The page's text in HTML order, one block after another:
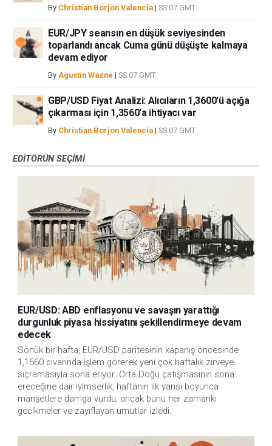
By Christian Borjon Valencia | SS:07 GMT
EUR/JPY seansın en düşük seviyesinden
toparlandı ancak Cuma günü düşüşte kalmaya
devam ediyor
By Agustin Wazne | SS:07 GMT
GBP/USD Fiyat Analizi: Alıcıların 1,3600'ü açığa
çıkarması için 1,3560'a ihtiyacı var
By Christian Borjon Valencia | SS:07 GMT
EDITÖRÜN SEÇIMI
EUR/USD: ABD enflasyonu ve savaşın yarattığı
durgunluk piyasa hissiyatını şekillendirmeye devam
edecek
Sönük bir hafta, EUR/USD paritesinin kapanış öncesinde
1,1560 civarında işlem görerek yeni çok haftalık zirveye
sıçramasıyla sona eriyor. Orta Doğu çatışmasının sona
ereceğine dair iyimserlik, haftanın ilk yarısı boyunca
manşetlere damga vurdu; ancak bunu her zamanki
gecikmeler ve zayıflayan umutlar izledi.